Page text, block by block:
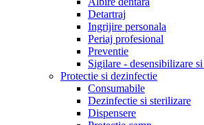
Detartraj
Ingrijire personala
Periaj profesional
Preventie
Sigilare - desensibilizare
Protectie si dezinfectie
Consumabile
Dezinfectie si sterilizare
Dispensere